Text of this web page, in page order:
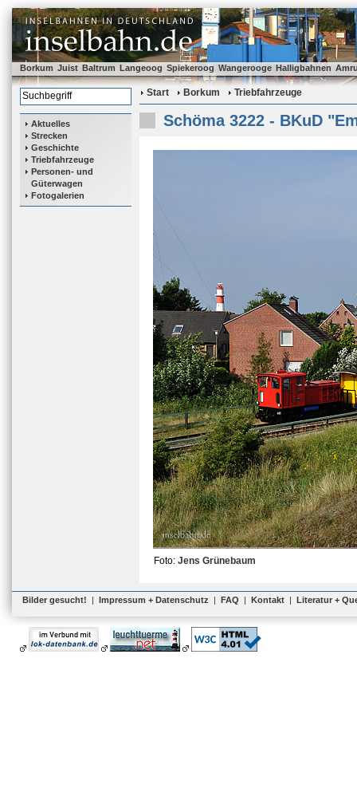
Borkum Juist Baltrum Langeoog Spiekeroog Wangerooge Halligbahnen
Aktuelles
Strecken
Geschichte
Triebfahrzeuge
Personen- und
Güterwagen
Fotogalerien
Start Borkum Triebfahrzeuge
Schöma 3222 - BKuD
Foto: Jens Grünebaum
Bilder gesucht! | Impressum + Datenschutz | FAQ | Kontakt | Literatur +